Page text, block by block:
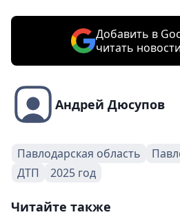
Добавить в
читать
Андрей Дюсупов
Павлодарская область
ДТП
2025 год
Читайте также